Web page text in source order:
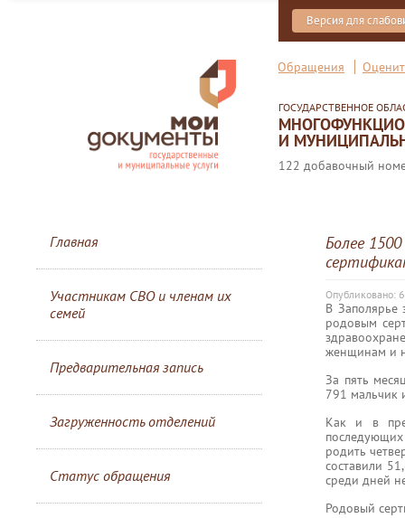
Версия для
Обращения
ГОСУДАРСТВЕННОЕ
И
122 добавочный
Главная
Участникам СВО и членам их
семей
Предварительная запись
Загруженность отделений
Статус обращения
Более
Опубликовано:
В Заполярье
родовым
женщинам и
За пять
791 мальчик
Как и в
родить
составили
среди дней
Родовый